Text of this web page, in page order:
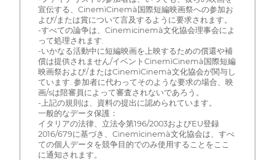
宣伝する、CinemìCinemà国際短編映画祭への参加お
よび/または賞について言及するように要求されます。
-すべての論争は、Cinemicinemà文化協会理事会によ
って処理されます.
-いかなる活動中に短編映画を上映するための償還や補
償は提供されません/イベントCinemìCinemà国際短編
映画祭および/またはCinemìCinemà文化協会が関与し
ています. 参加者に代わってそのような要求の場合、映
画/sは陪審員によって審査されないであろう。
-上記の規則は、資料の提出に認められています。
一般的なデータ保護：
イタリアの法律、立法令第196/2003およびEU登録
2016/679に基づき、Cinemìcinemà文化協会は、すべ
ての個人データを競争目的でのみ使用することをここ
に通知されます。